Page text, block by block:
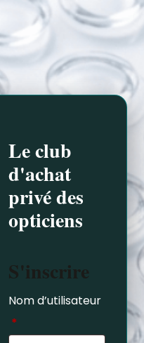
Le club
d'achat
privé des
opticiens
S'inscrire
Nom d’utilisateur
*